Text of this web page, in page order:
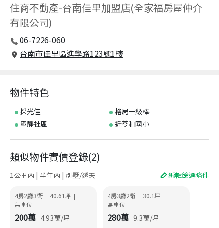
住商不動產-台南佳里加盟店(全家福房屋仲介
有限公司)
06-7226-060
台南市佳里區進學路123號1樓
物件特色
採光佳
格局一級棒
寧靜社區
近苓和國小
類似物件實價登錄(2)
1公里內 | 半年內 | 別墅/透天 編輯篩選條件
4房2廳3衛 | 40.61坪 |
無車位
200萬 4.93萬/坪
4房3廳2衛 | 30.1坪 |
無車位
280萬 9.3萬/坪